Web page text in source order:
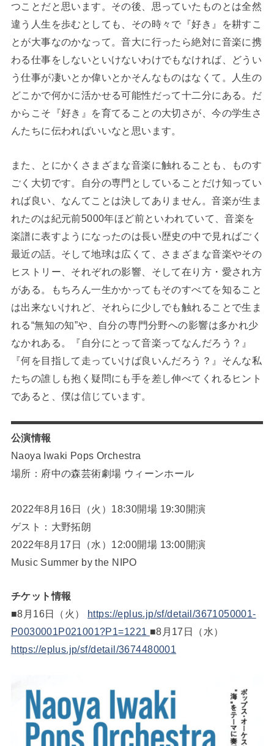
つことだと思います。その後、思っていたものとは全然
違う人生を歩むとしても、その時々で『好き』を耕すこ
とが大事なのかなって。音大に行ったら絶対に音楽に携
わる仕事をしないといけないわけでもなければ、どうい
う仕事が凄いとか偉いとかそんなものはなくて。人生の
どこかで何かに活かせる可能性だって十二分にある。だ
からこそ『好き』を育てることの大切さが、今の学生さ
んたちに伝わればいいなと思います。
また、とにかくさまざまな音楽に触れることも、ものす
ごく大切です。自分の専門としていることだけ知ってい
れば良い、なんてことは決してありません。音楽が生ま
れたのは紀元前5000年ほど前といわれていて、音楽を
楽譜に表すようになったのは長い歴史の中で見ればごく
最近の話。そして地球は広くて、さまざまな音楽やその
ヒストリー、それぞれの影響、そして在り方・愛され方
がある。もちろん一生かかってもそのすべてを知ること
は出来ないけれど、それらに少しでも触れることで生ま
れる“無知の知”や、自分の専門分野への影響は多かれ少
なかれある。『自分にとって音楽ってなんだろう？』
『何を目指して走っていけば良いんだろう？』そんな私
たちの誰しも抱く疑問にも手を差し伸べてくれるヒント
であると、僕は信じています。
公演情報
Naoya Iwaki Pops Orchestra
場所：府中の森芸術劇場 ウィーンホール
2022年8月16日（火）18:30開場 19:30開演
ゲスト：大野拓朗
2022年8月17日（水）12:00開場 13:00開演
Music Summer by the NIPO
チケット情報
■8月16日（火）
https://eplus.jp/sf/detail/3671050001-
P0030001P021001?P1=1221 ■8月17日（水）
https://eplus.jp/sf/detail/3674480001